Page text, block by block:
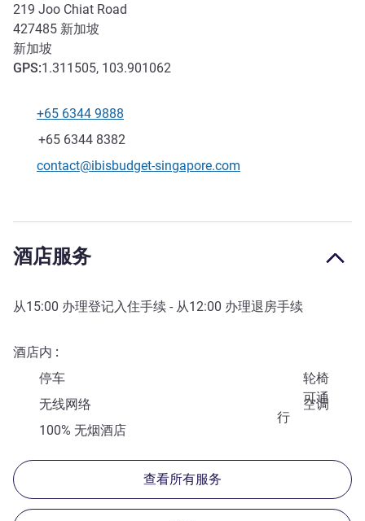
219 Joo Chiat Road
427485 新加坡
新加坡
GPS:1.311505, 103.901062
电话
+65 6344 9888
传真
+65 6344 8382
联系电子邮件
contact@ibisbudget-singapore.com
酒店服务
从15:00 办理登记入住手续 - 从12:00 办理退房手续
酒店内
停车
轮椅
可通
行
无线网络
空调
100% 无烟酒店
查看所有服务